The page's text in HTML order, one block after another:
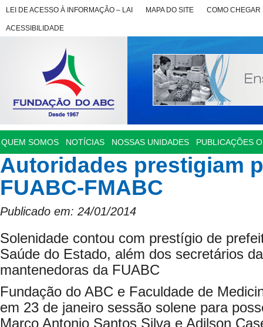
LEI DE ACESSO À INFORMAÇÃO – LAI MAPA DO SITE COMO CHEGAR
ACESSIBILIDADE
QUEM SOMOS NOTÍCIAS NOSSAS UNIDADES PUBLICAÇÕES
Autoridades prestigiam
FUABC-FMABC
Publicado em: 24/01/2014
Solenidade contou com prestígio de
Saúde do Estado, além dos secretários
mantenedoras da FUABC
Fundação do ABC e Faculdade de
em 23 de janeiro sessão solene para
Marco Antonio Santos Silva e Adilson